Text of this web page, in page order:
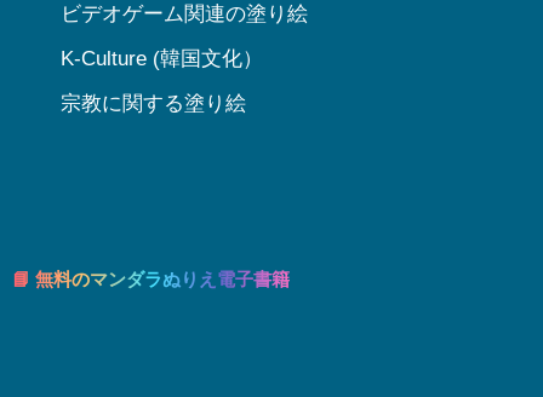
ビデオゲーム関連の塗り絵
K-Culture (韓国文化）
宗教に関する塗り絵
📘 無料のマンダラぬりえ電子書籍